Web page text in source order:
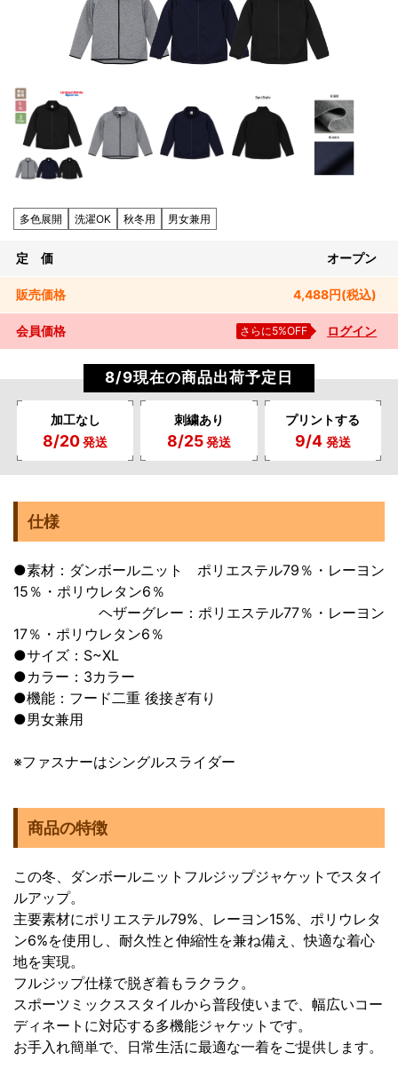
多色展開 洗濯OK 秋冬用 男女兼用
定 価 オープン
販売価格 4,488円(税込)
会員価格 さらに5%OFF ログイン
8/9現在の商品出荷予定日
加工なし
8/20 発送
刺繍あり
8/25 発送
プリントする
9/4 発送
仕様
●素材：ダンボールニット ポリエステル79％・レーヨン
15％・ポリウレタン6％
ヘザーグレー：ポリエステル77％・レーヨン
17％・ポリウレタン6％
●サイズ：S~XL
●カラー：3カラー
●機能：フード二重 後接ぎ有り
●男女兼用
※ファスナーはシングルスライダー
商品の特徴
この冬、ダンボールニットフルジップジャケットでスタイ
ルアップ。
主要素材にポリエステル79%、レーヨン15%、ポリウレタ
ン6%を使用し、耐久性と伸縮性を兼ね備え、快適な着心
地を実現。
フルジップ仕様で脱ぎ着もラクラク。
スポーツミックススタイルから普段使いまで、幅広いコー
ディネートに対応する多機能ジャケットです。
お手入れ簡単で、日常生活に最適な一着をご提供します。